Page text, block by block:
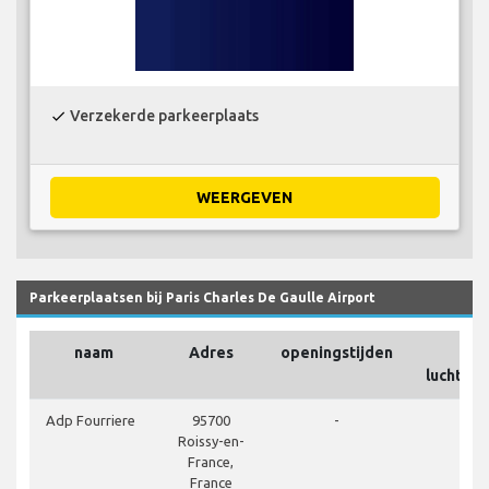
check Verzekerde parkeerplaats
WEERGEVEN
Parkeerplaatsen bij Paris Charles De Gaulle Airport
naam Adres openingstijden
Adp Fourriere
95700
Roissy-en-
France,
France
-